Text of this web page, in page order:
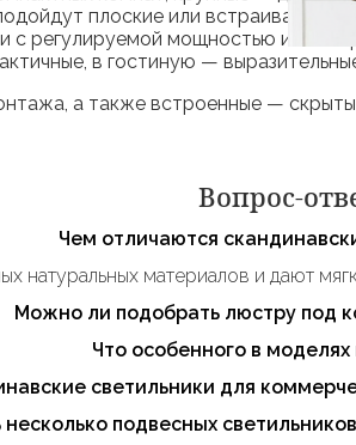
плоские или
с регулируемой мощностью или
в гостиную —
а также встроенные —
Вопрос-
Чем отличаются
натуральных материалов и дают
Можно ли подобрать люстру под
кухни, детской, прихожей и
Что особенного в
латунные акценты. Такие люстры
светильники для
вписываются в рестораны,
подвесных